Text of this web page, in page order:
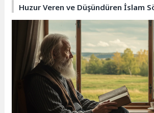
Huzur Veren ve Düşündüren İslam